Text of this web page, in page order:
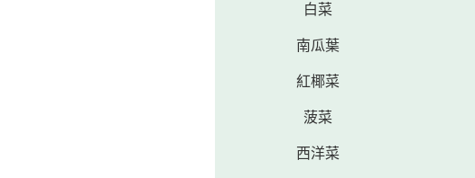
白菜
南瓜葉
紅椰菜
菠菜
西洋菜